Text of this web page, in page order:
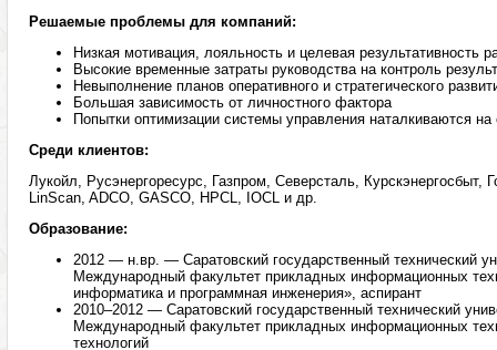
Решаемые проблемы для компаний:
Низкая мотивация, лояльность и целевая результативность
Высокие временные затраты руководства на контроль
Невыполнение планов оперативного и стратегического
Большая зависимость от личностного фактора
Попытки оптимизации системы управления наталкиваются
Среди клиентов:
Лукойл, Русэнергоресурс, Газпром, Северсталь, Курскэнергосбыт,
LinScan, ADCO, GASCO, HPCL, IOCL и др.
Образование:
2012 — н.вр. — Саратовский государственный технический
Международный факультет прикладных информационных
информатика и программная инженерия», аспирант
2010–2012 — Саратовский государственный технический
Международный факультет прикладных информационных
технологий